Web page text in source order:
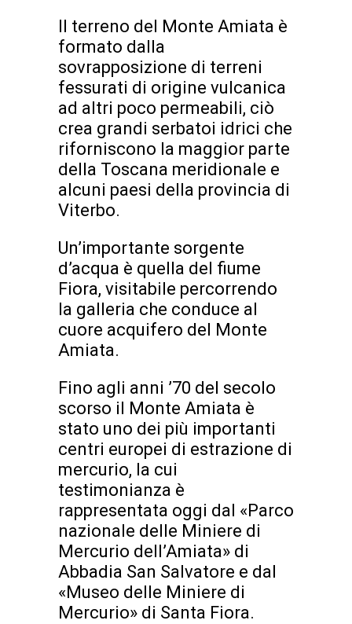
Il terreno del Monte Amiata è
formato dalla
sovrapposizione di terreni
fessurati di origine vulcanica
ad altri poco permeabili, ciò
crea grandi serbatoi idrici che
riforniscono la maggior parte
della Toscana meridionale e
alcuni paesi della provincia di
Viterbo.
Un’importante sorgente
d’acqua è quella del fiume
Fiora, visitabile percorrendo
la galleria che conduce al
cuore acquifero del Monte
Amiata.
Fino agli anni ’70 del secolo
scorso il Monte Amiata è
stato uno dei più importanti
centri europei di estrazione di
mercurio, la cui
testimonianza è
rappresentata oggi dal «Parco
nazionale delle Miniere di
Mercurio dell’Amiata» di
Abbadia San Salvatore e dal
«Museo delle Miniere di
Mercurio» di Santa Fiora.